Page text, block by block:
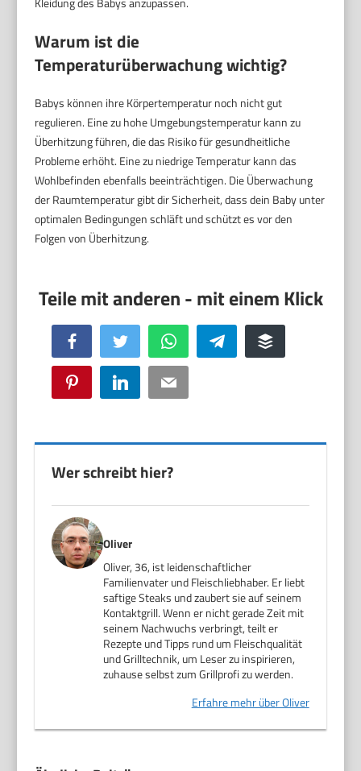
Warum ist die
Temperaturüberwachung wichtig?
Babys können ihre Körpertemperatur noch nicht gut
regulieren. Eine zu hohe Umgebungstemperatur kann zu
Überhitzung führen, die das Risiko für gesundheitliche
Probleme erhöht. Eine zu niedrige Temperatur kann das
Wohlbefinden ebenfalls beeinträchtigen. Die Überwachung
der Raumtemperatur gibt dir Sicherheit, dass dein Baby unter
optimalen Bedingungen schläft und schützt es vor den
Folgen von Überhitzung.
Facebook Twitter WhatsApp Telegram Buffer
Pinterest LinkedIn Email
Wer schreibt hier?
Oliver
Oliver, 36, ist leidenschaftlicher
Familienvater und Fleischliebhaber. Er liebt
saftige Steaks und zaubert sie auf seinem
Kontaktgrill. Wenn er nicht gerade Zeit mit
seinem Nachwuchs verbringt, teilt er
Rezepte und Tipps rund um Fleischqualität
und Grilltechnik, um Leser zu inspirieren,
zuhause selbst zum Grillprofi zu werden.
Erfahre mehr über Oliver